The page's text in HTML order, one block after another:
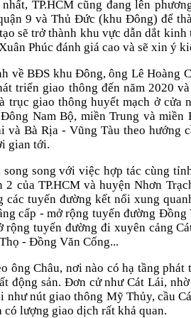
TP.HCM cũng đang lên
9 và Thủ Đức (khu Đông) để
sẽ trở thành khu vực dẫn dắt
Phúc đánh giá cao và sẽ xin ý
về BĐS khu Đông, ông Lê Hoàng
triển giao thông đến năm 2020
trục giao thông huyết mạch ở cửa
Nam Bộ, miền Trung và
và Bà Rịa - Vũng Tàu theo hướng
gian tới.
song song với việc hợp tác cùng
2 của TP.HCM và huyện Nhơn
các tuyến đường kết nối xung
cấp - mở rộng tuyến đường
rộng tuyến đường đi xuyên cảng
- Đồng Văn Cống...
ông Châu, nơi nào có hạ tầng
động sản. Đơn cử như Cát Lái,
như nút giao thông Mỹ Thủy, cầu
có lượng giao dịch rất khả quan.